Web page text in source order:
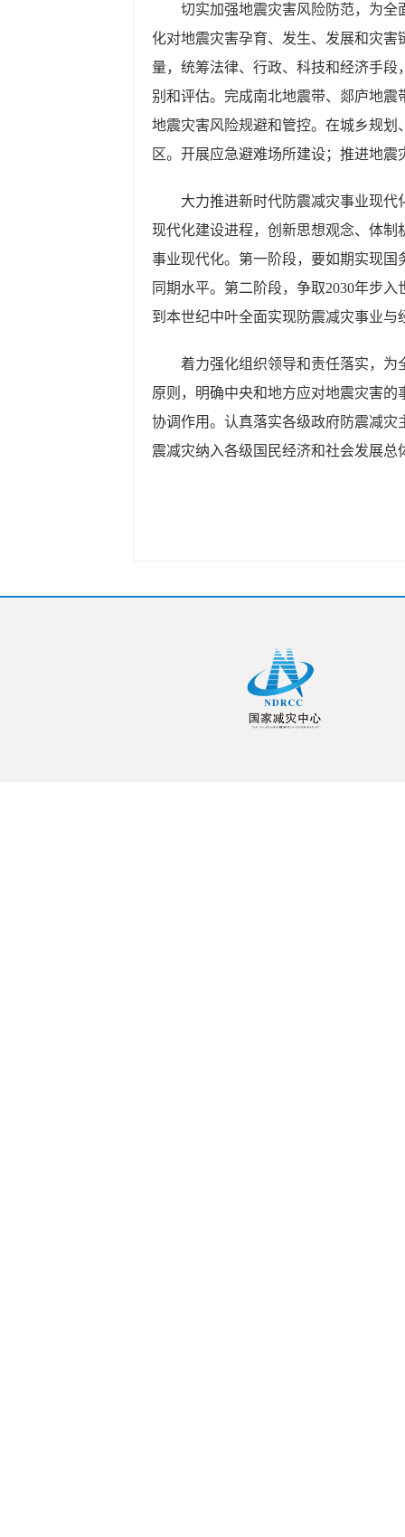
切实加强地震灾害风险防范，为
化对地震灾害孕育、发生、发展和灾
量，统筹法律、行政、科技和经济手
别和评估。完成南北地震带、郯庐地
地震灾害风险规避和管控。在城乡规
区。开展应急避难场所建设；推进地
大力推进新时代防震减灾事业现
现代化建设进程，创新思想观念、体
事业现代化。第一阶段，要如期实现国
同期水平。第二阶段，争取2030年步
到本世纪中叶全面实现防震减灾事业
着力强化组织领导和责任落实，
原则，明确中央和地方应对地震灾害
协调作用。认真落实各级政府防震减
震减灾纳入各级国民经济和社会发展